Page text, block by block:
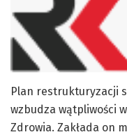
Plan restrukturyzacji
wzbudza wątpliwości
Zdrowia. Zakłada on